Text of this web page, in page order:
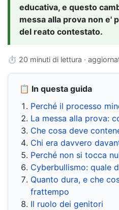
educativa, e questo
messa alla prova non e'
del reato contestato.
⏱ 20 minuti di lettura ·
📋 In questa guida
Perché il processo
La messa alla prova:
Che cosa deve
Chi era davvero
Perché non si tocca
Cyberbullismo: quale
Quanto dura, e che
frattempo
Il ruolo dei genitori